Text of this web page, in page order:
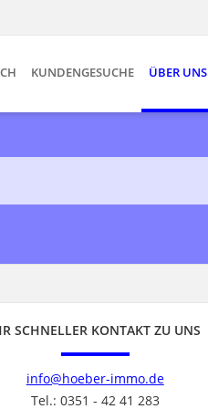
KUNDENGESUCHE ÜBER UNS
SCHNELLER KONTAKT ZU UNS
info@hoeber-immo.de
Tel.: 0351 - 42 41 283